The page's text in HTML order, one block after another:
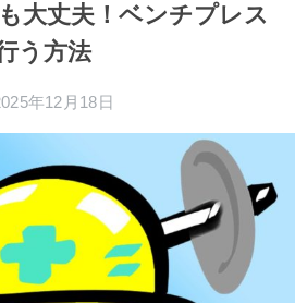
大丈夫！ベンチプレス
う方法
年12月18日